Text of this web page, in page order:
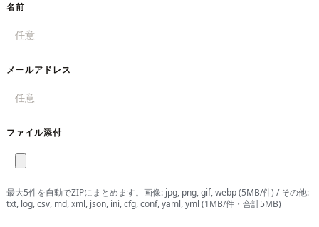
名前
メールアドレス
ファイル添付
最大5件を自動でZIPにまとめます。画像: jpg, png, gif, webp (5MB/件) / その他:
txt, log, csv, md, xml, json, ini, cfg, conf, yaml, yml (1MB/件・合計5MB)